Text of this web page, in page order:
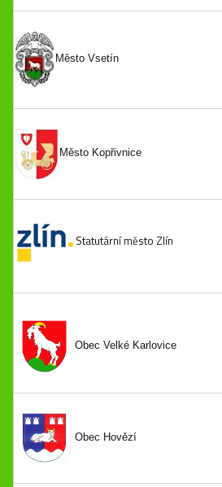
Město Vsetín
Město Kopřivnice
Statutární město Zlín
Obec Velké Karlovice
Obec Hovězí